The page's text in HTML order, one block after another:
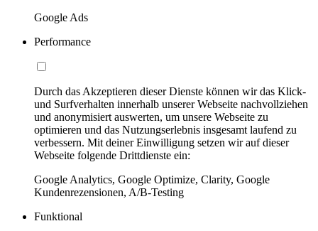
Google Ads
Performance
Durch das Akzeptieren dieser Dienste können wir das Klick-
und Surfverhalten innerhalb unserer Webseite nachvollziehen
und anonymisiert auswerten, um unsere Webseite zu
optimieren und das Nutzungserlebnis insgesamt laufend zu
verbessern. Mit deiner Einwilligung setzen wir auf dieser
Webseite folgende Drittdienste ein:
Google Analytics, Google Optimize, Clarity, Google
Kundenrezensionen, A/B-Testing
Funktional